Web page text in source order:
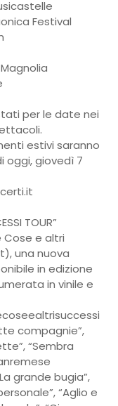
Festival
per le date nei
estivi saranno
oggi, giovedì 7
TOUR”
Cose e altri
una nuova
in edizione
in vinile e
compagnie”,
“Sembra
grande bugia”,
“Aglio e